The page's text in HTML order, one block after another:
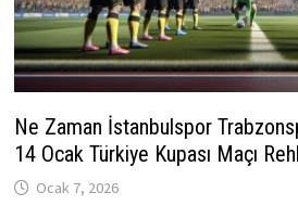
Ne Zaman İstanbulspor
14 Ocak Türkiye Kupası Maçı
Ocak 7, 2026